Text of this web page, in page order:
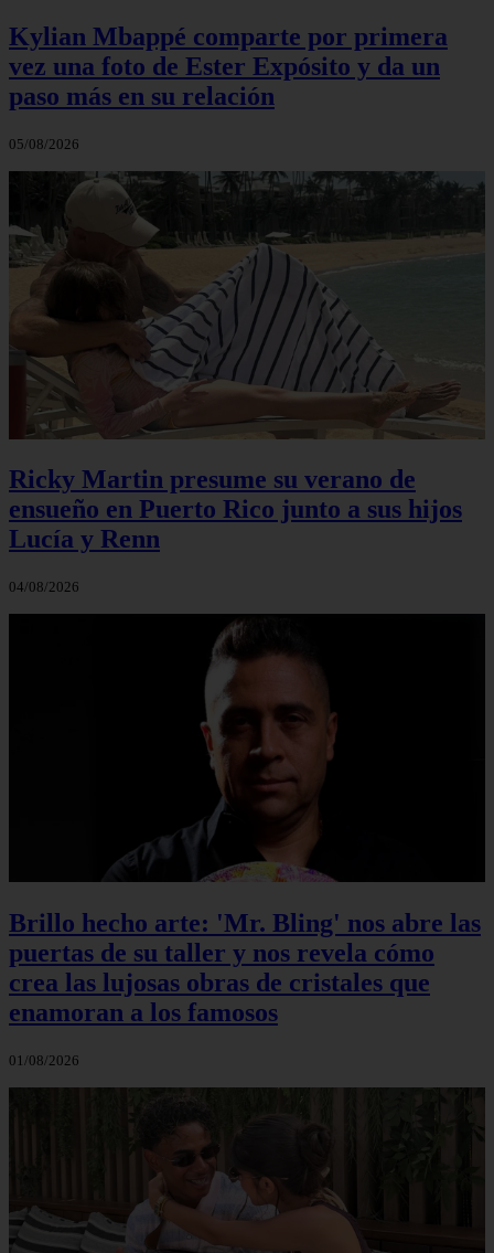
Kylian Mbappé comparte por primera
vez una foto de Ester Expósito y da un
paso más en su relación
05/08/2026
Ricky Martin presume su verano de
ensueño en Puerto Rico junto a sus hijos
Lucía y Renn
04/08/2026
Brillo hecho arte: 'Mr. Bling' nos abre las
puertas de su taller y nos revela cómo
crea las lujosas obras de cristales que
enamoran a los famosos
01/08/2026